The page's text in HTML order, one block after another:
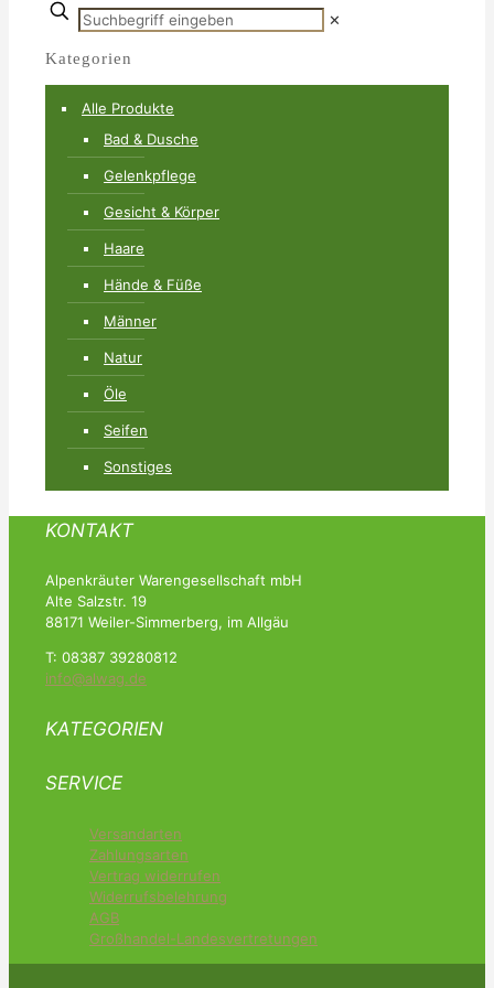
✕
Kategorien
Alle Produkte
Bad & Dusche
Gelenkpflege
Gesicht & Körper
Haare
Hände & Füße
Männer
Natur
Öle
Seifen
Sonstiges
KONTAKT
Alpenkräuter Warengesellschaft mbH
Alte Salzstr. 19
88171 Weiler-Simmerberg, im Allgäu
T: 08387 39280812
info@alwag.de
KATEGORIEN
SERVICE
Versandarten
Zahlungsarten
Vertrag widerrufen
Widerrufsbelehrung
AGB
Großhandel-Landesvertretungen